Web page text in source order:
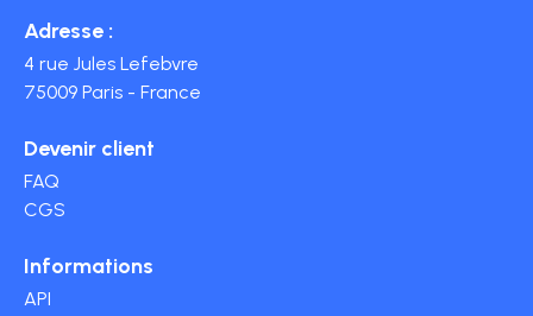
Adresse :
4 rue Jules Lefebvre
75009 Paris - France
Devenir client
FAQ
CGS
Informations
API